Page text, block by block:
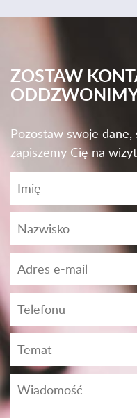
ZOSTAW
Pozostaw swoje
zapiszemy Cię na